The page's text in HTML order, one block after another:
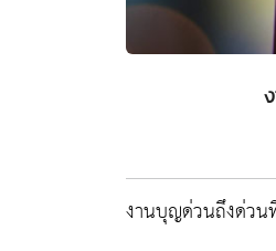
งานบุญด่วนถึงด่วน